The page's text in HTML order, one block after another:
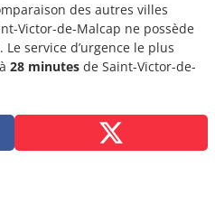
des autres villes
Victor-de-Malcap ne possède
service d’urgence le plus
28 minutes de Saint-Victor-de-